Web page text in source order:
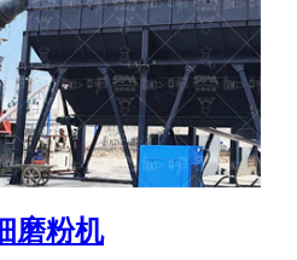
磨粉机